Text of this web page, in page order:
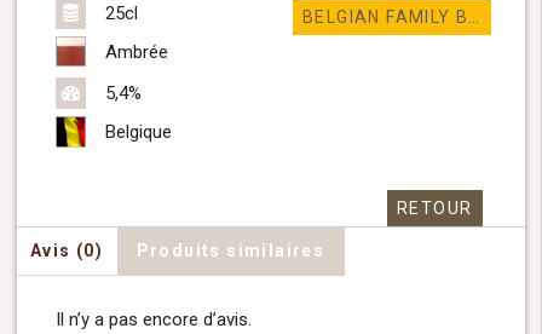
25cl
Ambrée
5,4%
Belgique
RETOUR
Avis (0) Produits similaires
Il n’y a pas encore d’avis.